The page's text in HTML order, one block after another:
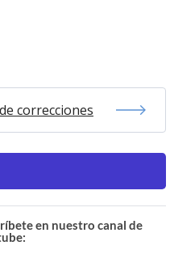
correcciones
en nuestro canal de